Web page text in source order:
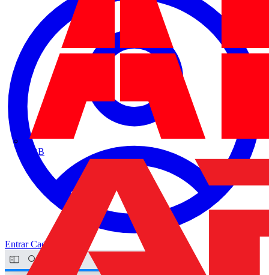
ABB
EntrarCadastrar